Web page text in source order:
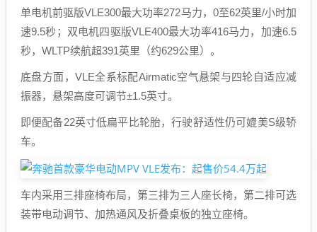
单电机前驱版VLE300最大功率272马力，0至62英里/小时加
速9.5秒；双电机四驱版VLE400最大功率416马力，加速6.5
秒，WLTP续航超391英里（约629公里）。
底盘方面，VLE全系标配Airmatic空气悬架与四轮自适应减
振器，悬架高度可调节±1.5英寸。
即便配备22英寸低扁平比轮胎，行驶舒适性仍可媲美S级轿
车。
车内采用三排座椅布局，第三排为三人座长椅，第二排可选
装带电动调节、加热通风及折叠桌板的独立座椅。